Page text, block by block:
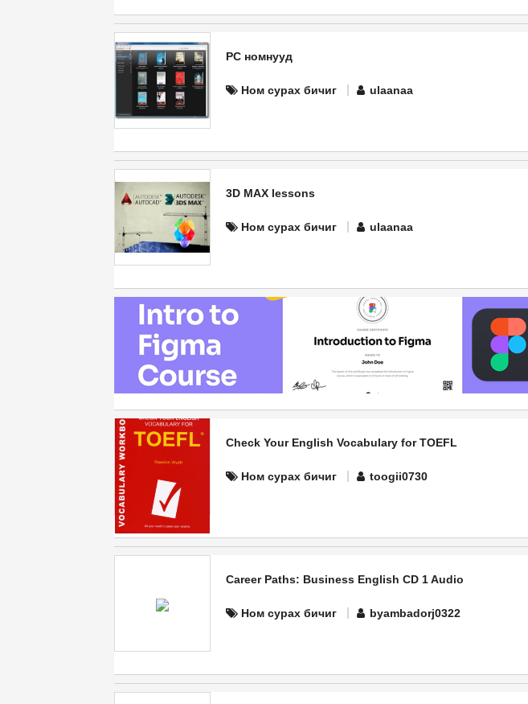
PC номнууд
Ном сурах бичиг ulaanaa
3D MAX lessons
Ном сурах бичиг ulaanaa
Check Your English Vocabulary for TOEFL
Ном сурах бичиг toogii0730
Career Paths: Business English CD 1 Audio
Ном сурах бичиг byambadorj0322